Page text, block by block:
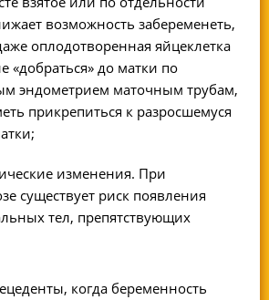
возможность забеременеть,
оплодотворенная яйцеклетка
«добраться» до матки по
эндометрием маточным трубам,
прикрепиться к разросшемуся
изменения. При
существует риск появления
тел, препятствующих
когда беременность